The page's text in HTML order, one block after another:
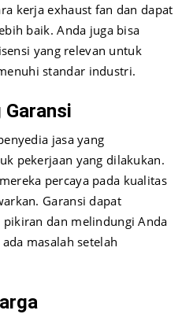
kerja exhaust fan dan dapat
baik. Anda juga bisa
yang relevan untuk
standar industri.
Garansi
jasa yang
pekerjaan yang dilakukan.
percaya pada kualitas
Garansi dapat
dan melindungi Anda
masalah setelah